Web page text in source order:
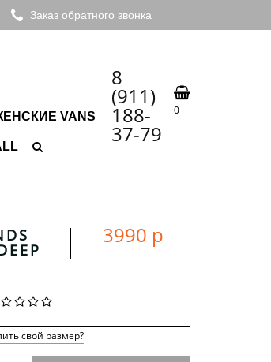
Заказ обратного звонка
VANS
8
(911)
188-
37-79
0
3990 р
свой размер?